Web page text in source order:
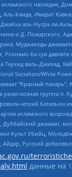
наследия,
Каида, Имарат
Джабха аль-Нусра ли-
и Д. Пожарского,
Муджахеды
Рохнамо ба суи
Таухид валь-Джихад,
Socialism/White
“Красный пахарь”,
религиозная группа п.
батальон
исламского
джамаат,
Культ Убийц,
Русский
данные на